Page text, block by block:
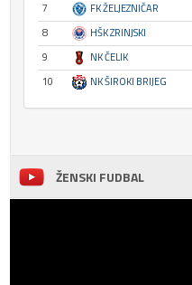
7
FK ŽELJEZNIČAR
8
HŠK ZRINJSKI
9
NK ČELIK
10
NK ŠIROKI BRIJEG
ŽENSKI FUDBAL